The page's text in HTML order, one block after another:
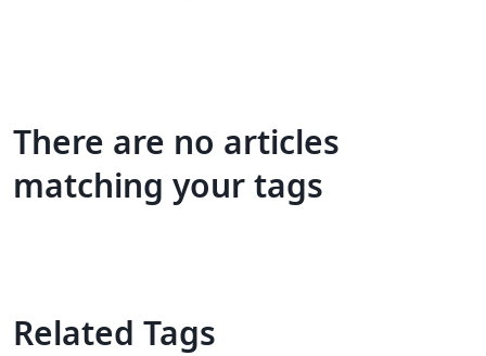
There are no articles
matching your tags
Related Tags